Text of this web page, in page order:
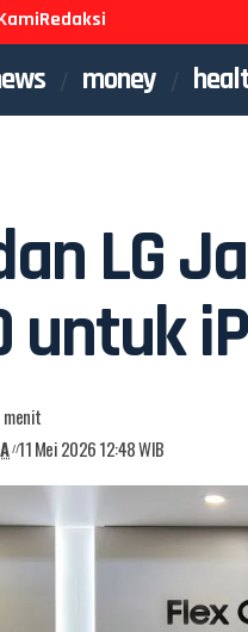
Redaksi
money
LG
untuk
11 Mei 2026 12:48 WIB
menit